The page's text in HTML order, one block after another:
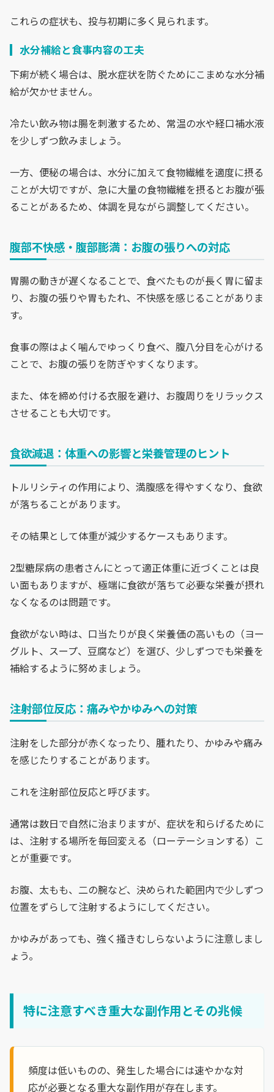
これらの症状も、投与初期に多く見られます。
水分補給と食事内容の工夫
下痢が続く場合は、脱水症状を防ぐためにこまめな水分補
給が欠かせません。
冷たい飲み物は腸を刺激するため、常温の水や経口補水液
を少しずつ飲みましょう。
一方、便秘の場合は、水分に加えて食物繊維を適度に摂る
ことが大切ですが、急に大量の食物繊維を摂るとお腹が張
ることがあるため、体調を見ながら調整してください。
腹部不快感・腹部膨満：お腹の張りへの対応
胃腸の動きが遅くなることで、食べたものが長く胃に留ま
り、お腹の張りや胃もたれ、不快感を感じることがありま
す。
食事の際はよく噛んでゆっくり食べ、腹八分目を心がける
ことで、お腹の張りを防ぎやすくなります。
また、体を締め付ける衣服を避け、お腹周りをリラックス
させることも大切です。
食欲減退：体重への影響と栄養管理のヒント
トルリシティの作用により、満腹感を得やすくなり、食欲
が落ちることがあります。
その結果として体重が減少するケースもあります。
2型糖尿病の患者さんにとって適正体重に近づくことは良
い面もありますが、極端に食欲が落ちて必要な栄養が摂れ
なくなるのは問題です。
食欲がない時は、口当たりが良く栄養価の高いもの（ヨー
グルト、スープ、豆腐など）を選び、少しずつでも栄養を
補給するように努めましょう。
注射部位反応：痛みやかゆみへの対策
注射をした部分が赤くなったり、腫れたり、かゆみや痛み
を感じたりすることがあります。
これを注射部位反応と呼びます。
通常は数日で自然に治まりますが、症状を和らげるために
は、注射する場所を毎回変える（ローテーションする）こ
とが重要です。
お腹、太もも、二の腕など、決められた範囲内で少しずつ
位置をずらして注射するようにしてください。
かゆみがあっても、強く掻きむしらないように注意しまし
ょう。
特に注意すべき重大な副作用とその兆候
頻度は低いものの、発生した場合には速やかな対
応が必要となる重大な副作用が存在します。